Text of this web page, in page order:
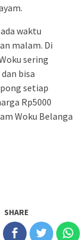
waktu
malam. Di
sering
bisa
setiap
Rp5000
Woku Belanga
SHARE